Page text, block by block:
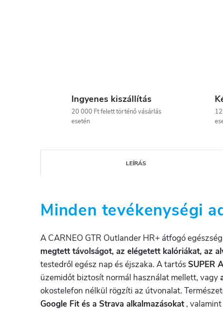
Ingyenes kiszállítás
20 000 Ft felett történő vásárlás
esetén
LEÍRÁS
Minden tevékenységi
A CARNEO GTR Outlander HR+ átfogó
megtett távolságot, az elégetett kalóriákat, az
testedről egész nap és éjszaka. A tartósSUPER
üzemidőt biztosít normál használat mellett, vagy
okostelefon nélkül rögzíti az útvonalat.
Google Fit és a Strava alkalmazásokat ,